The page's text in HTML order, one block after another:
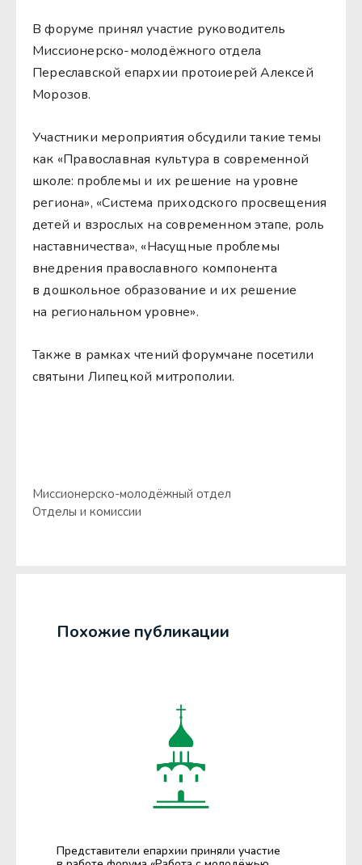
В форуме принял участие руководитель
Миссионерско-молодёжного отдела
Переславской епархии протоиерей Алексей
Морозов.
Участники мероприятия обсудили такие темы
как «Православная культура в современной
школе: проблемы и их решение на уровне
региона», «Система приходского просвещения
детей и взрослых на современном этапе, роль
наставничества», «Насущные проблемы
внедрения православного компонента
в дошкольное образование и их решение
на региональном уровне».
Также в рамках чтений форумчане посетили
святыни Липецкой митрополии.
Миссионерско-молодёжный отдел
Отделы и комиссии
Похожие публикации
Представители епархии приняли участие